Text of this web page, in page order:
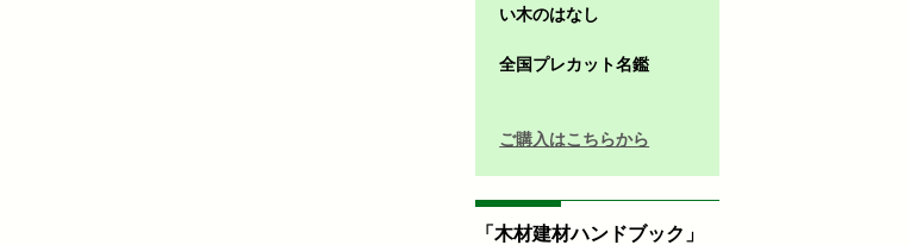
い木のはなし
全国プレカット名鑑
ご購入はこちらから
「木材建材ハンドブック」